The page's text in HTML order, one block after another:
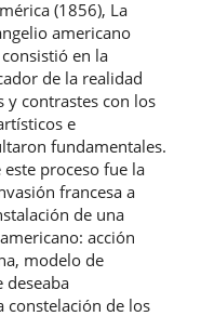
(1856), La
americano
en la
de la realidad
y contrastes con los
e
fundamentales.
proceso fue la
francesa a
de una
acción
modelo de
deseaba
constelación de los